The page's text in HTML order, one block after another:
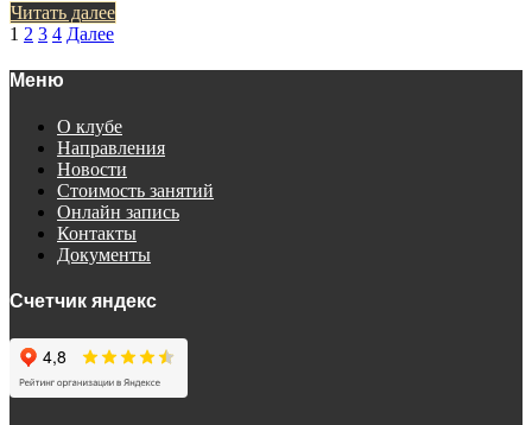
Читать далее
Пагинация
записей
1 2 3 4 Далее
Меню
О клубе
Направления
Новости
Стоимость занятий
Онлайн запись
Контакты
Документы
Счетчик яндекс